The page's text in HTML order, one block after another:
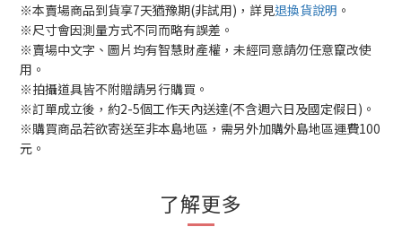
※本賣場商品到貨享7天猶豫期(非試用)，詳見退換貨說明 。
※尺寸會因測量方式不同而略有誤差。
※賣場中文字、圖片均有智慧財產權，未經同意請勿任意竄改使
用。
※拍攝道具皆不附贈請另行購買。
※訂單成立後，約2-5個工作天內送達(不含週六日及國定假日)。
※購買商品若欲寄送至非本島地區，需另外加購外島地區運費100
元。
了解更多